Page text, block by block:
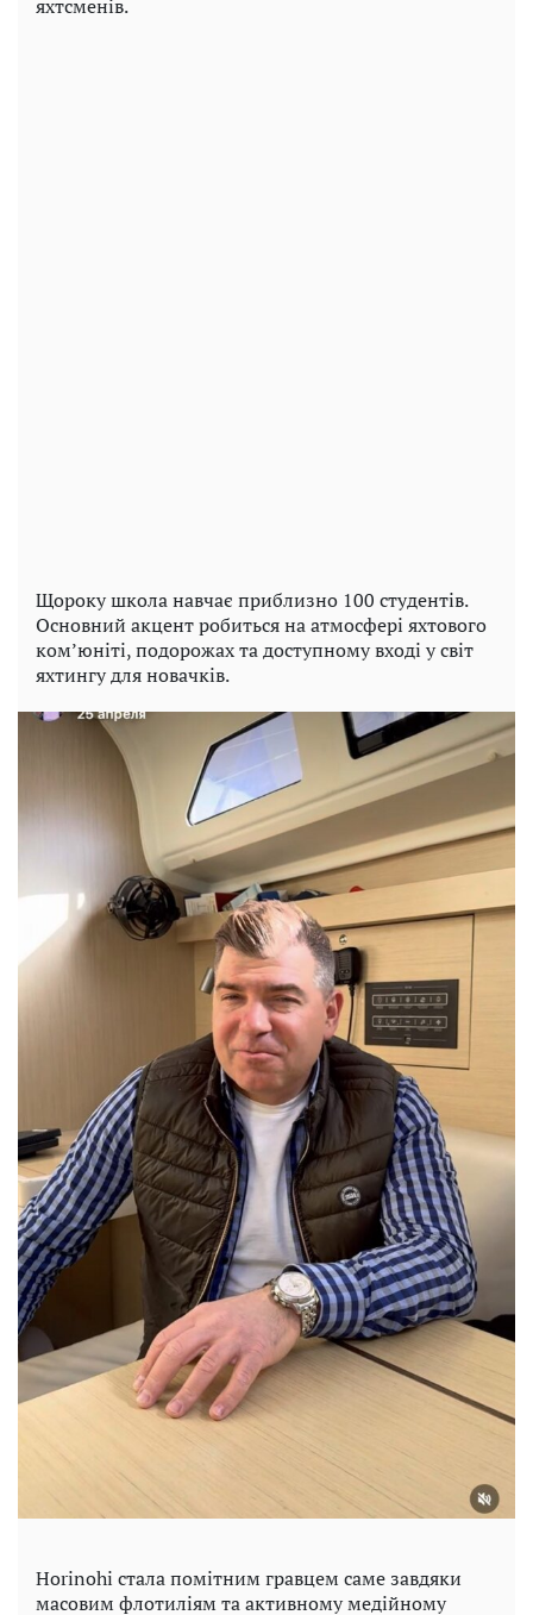
яхтсменів.
Щороку школа навчає приблизно 100 студентів.
Основний акцент робиться на атмосфері яхтового
ком’юніті, подорожах та доступному вході у світ
яхтингу для новачків.
Horinohi стала помітним гравцем саме завдяки
масовим флотиліям та активному медійному